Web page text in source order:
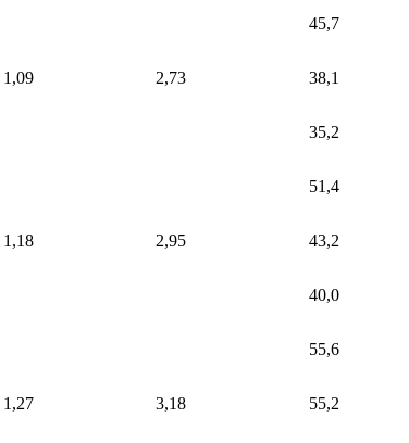
1,09 2,73
45,7
38,1
35,2
1,18 2,95
51,4
43,2
40,0
1,27 3,18
55,6
55,2